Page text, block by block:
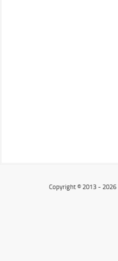
Copyright © 2013 - 2026